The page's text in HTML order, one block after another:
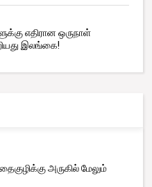
எதிரான ஒருநாள்
இலங்கை!
அருகில் மேலும்